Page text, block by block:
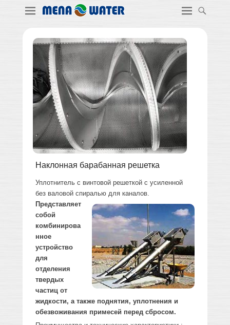
Наклонная барабанная решетка
Уплотнитель с винтовой решеткой с усиленной
без валовой спиралью для каналов.
Представляет
собой
комбинирова
нное
устройство
для
отделения
твердых
частиц от
жидкости, а также поднятия, уплотнения и
обезвоживания примесей перед сбросом.